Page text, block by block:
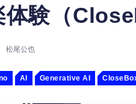
体験（
松尾公也
AI Generative AI